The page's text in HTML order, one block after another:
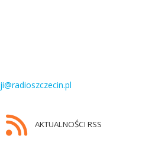
AKTUALNOŚCI RSS